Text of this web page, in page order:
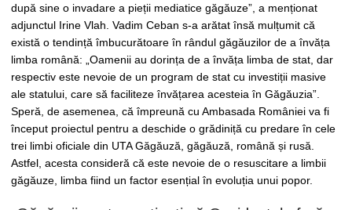
după sine o invadare a pieții mediatice găgăuze”, a menționat
adjunctul Irine Vlah. Vadim Ceban s-a arătat însă mulțumit că
există o tendință îmbucurătoare în rândul găgăuzilor de a învăța
limba română: „Oamenii au dorința de a învăța limba de stat, dar
respectiv este nevoie de un program de stat cu investiții masive
ale statului, care să faciliteze învățarea acesteia în Găgăuzia”.
Speră, de asemenea, că împreună cu Ambasada României va fi
început proiectul pentru a deschide o grădiniță cu predare în cele
trei limbi oficiale din UTA Găgăuză, găgăuză, română și rusă.
Astfel, acesta consideră că este nevoie de o resuscitare a limbii
găgăuze, limba fiind un factor esențial în evoluția unui popor.